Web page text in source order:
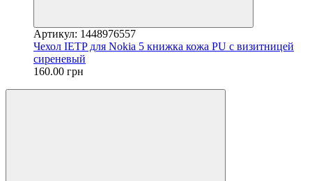
Артикул: 1448976557
Чехол IETP для Nokia 5 книжка кожа PU с визитницей
сиреневый
160.00 грн